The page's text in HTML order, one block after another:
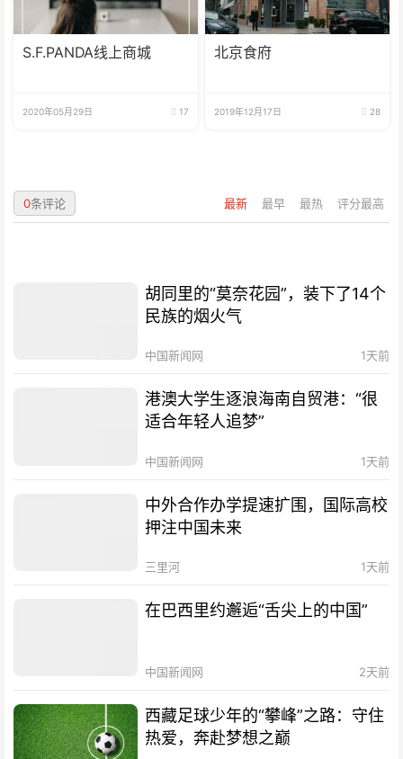
S.F.PANDA线上商城
2020年05月29日 17
北京食府
2019年12月17日 28
最新 最早 最热 评分最高
0条评论
胡同里的“莫奈花园”，装下了14个
民族的烟火气
中国新闻网 1天前
港澳大学生逐浪海南自贸港：“很
适合年轻人追梦”
中国新闻网 1天前
中外合作办学提速扩围，国际高校
押注中国未来
三里河 1天前
在巴西里约邂逅“舌尖上的中国”
中国新闻网 2天前
西藏足球少年的“攀峰”之路：守住
热爱，奔赴梦想之巅